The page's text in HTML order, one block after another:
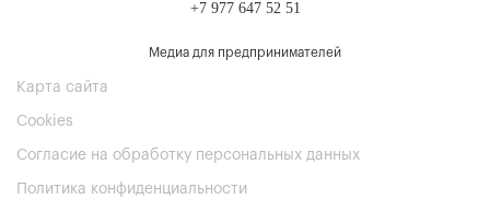
+7 977 647 52 51
Медиа для предпринимателей
Карта сайта
Cookies
Согласие на обработку персональных данных
Политика конфиденциальности